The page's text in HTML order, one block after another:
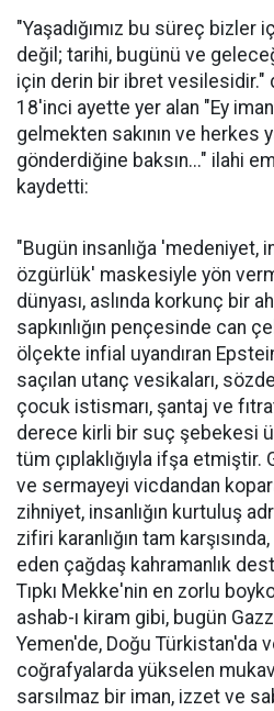
"Yaşadığımız bu süreç bizler
değil; tarihi, bugünü ve
için derin bir ibret vesilesidir."
18'inci ayette yer alan "Ey
gelmekten sakının ve herkes
gönderdiğine baksın..." ilahi
kaydetti:
"Bugün insanlığa 'medeniyet,
özgürlük' maskesiyle yön
dünyası, aslında korkunç bir
sapkınlığın pençesinde can
ölçekte infial uyandıran
saçılan utanç vesikaları,
çocuk istismarı, şantaj ve
derece kirli bir suç şebekesi
tüm çıplaklığıyla ifşa etmiştir.
ve sermayeyi vicdandan
zihniyet, insanlığın kurtuluş
zifiri karanlığın tam
eden çağdaş kahramanlık
Tıpkı Mekke'nin en zorlu
ashab-ı kiram gibi, bugün
Yemen'de, Doğu Türkistan'da
coğrafyalarda yükselen
sarsılmaz bir iman, izzet ve